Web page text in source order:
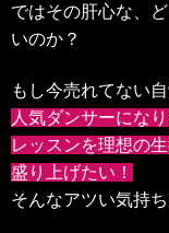
ではその肝心な、
いのか？
もし今売れてない
人気ダンサーになり
レッスンを理想の
盛り上げたい！
そんなアツい気持ち